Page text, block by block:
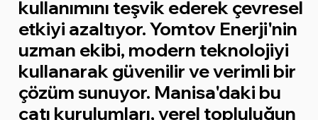
kullanımını teşvik ederek çevresel
etkiyi azaltıyor. Yomtov Enerji'nin
uzman ekibi, modern teknolojiyi
kullanarak güvenilir ve verimli bir
çözüm sunuyor. Manisa'daki bu
çatı kurulumları, yerel topluluğun